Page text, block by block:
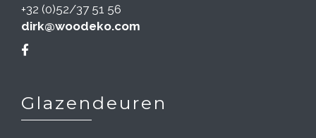
+32 (0)52/37 51 56
dirk@woodeko.com
Glazendeuren